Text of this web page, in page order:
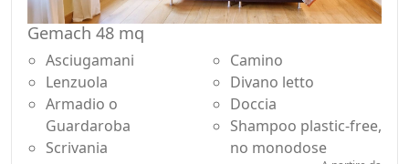
La sostenibilità incontra l'arte di vivere.
Scoprite una cantina unica nel suo genere, ricca di
storie, sapori e dell'autentica magia della Mosella.
Gemach 48 mq
Asciugamani
Lenzuola
Armadio o
Guardaroba
Scrivania
Camino
Divano letto
Doccia
Shampoo plastic-free,
no monodose